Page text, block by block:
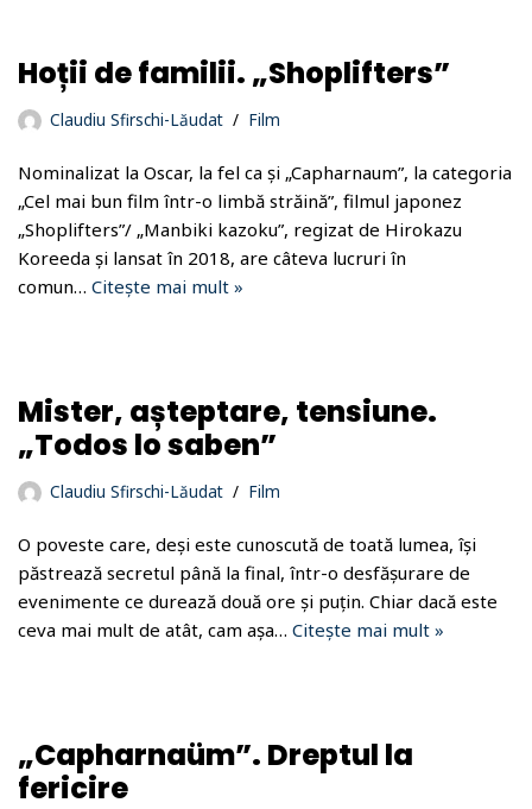
Hoții de familii. „Shoplifters”
Claudiu Sfirschi-Lăudat Film
Nominalizat la Oscar, la fel ca și „Capharnaum”, la categoria
„Cel mai bun film într-o limbă străină”, filmul japonez
„Shoplifters”/ „Manbiki kazoku”, regizat de Hirokazu
Koreeda și lansat în 2018, are câteva lucruri în
comun… Citește mai mult »
Mister, așteptare, tensiune.
„Todos lo saben”
Claudiu Sfirschi-Lăudat Film
O poveste care, deși este cunoscută de toată lumea, își
păstrează secretul până la final, într-o desfășurare de
evenimente ce durează două ore și puțin. Chiar dacă este
ceva mai mult de atât, cam așa… Citește mai mult »
„Capharnaüm”. Dreptul la
fericire